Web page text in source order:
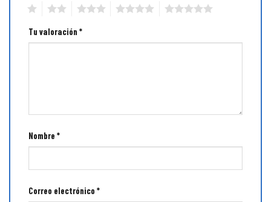
Tu valoración *
Nombre *
Correo electrónico *